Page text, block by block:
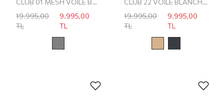
CLUB 01 MESH VOILE BLANCHE ERKEK SNEAKER
19.995,00
TL
9.995,00
TL
CLUB 22 VOILE BLANCHE ERKEK SNEAKER
19.995,00
TL
9.995,00
TL